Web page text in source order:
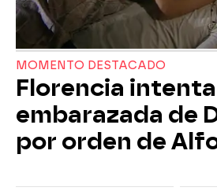
MOMENTO DESTACADO
Florencia
embarazada de
por orden de